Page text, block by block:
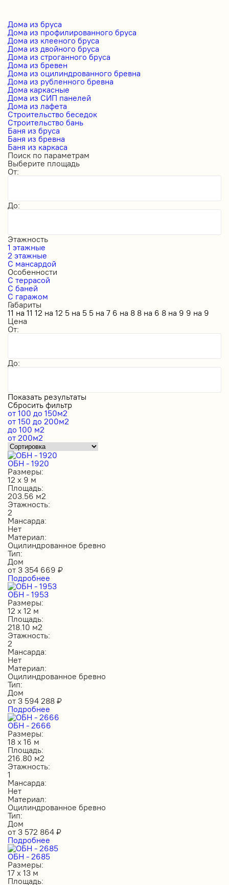
Дома из бруса
Дома из профилированного бруса
Дома из клееного бруса
Дома из двойного бруса
Дома из строганного бруса
Дома из бревен
Дома из оцилиндрованного бревна
Дома из рубленного бревна
Дома каркасные
Дома из СИП панелей
Дома из лафета
Строительство беседок
Строительство бань
Баня из бруса
Баня из бревна
Баня из каркаса
Поиск по параметрам
Выберите площадь
От:
До:
Этажность
1 этажные
2 этажные
С мансардой
Особенности
С террасой
С баней
С гаражом
Габариты
11 на 11 12 на 12 5 на 5 5 на 7 6 на 8 8 на 6 8 на 9 9 на 9
Цена
От:
До:
Показать результаты
Сбросить фильтр
от 100 до 150м2
от 150 до 200м2
до 100 м2
от 200м2
ОБН - 1920
Размеры:
12 х 9 м
Площадь:
203.56 м2
Этажность:
2
Мансарда:
Нет
Материал:
Оцилиндрованное бревно
Тип:
Дом
от 3 354 669 ₽
Подробнее
ОБН - 1953
Размеры:
12 х 12 м
Площадь:
218.10 м2
Этажность:
2
Мансарда:
Нет
Материал:
Оцилиндрованное бревно
Тип:
Дом
от 3 594 288 ₽
Подробнее
ОБН - 2666
Размеры:
18 х 16 м
Площадь:
216.80 м2
Этажность:
1
Мансарда:
Нет
Материал:
Оцилиндрованное бревно
Тип:
Дом
от 3 572 864 ₽
Подробнее
ОБН - 2685
Размеры:
17 х 13 м
Площадь: